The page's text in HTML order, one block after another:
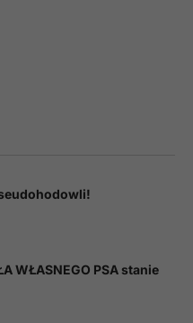
WŁASNEGO PSA stanie